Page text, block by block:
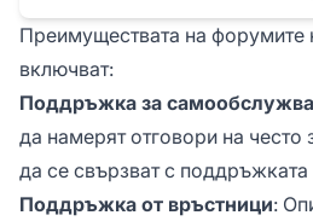
Преимуществата на форумите
включват:
Поддръжка за
да намерят отговори на често
да се свързват с поддръжката
Поддръжка от връстници: